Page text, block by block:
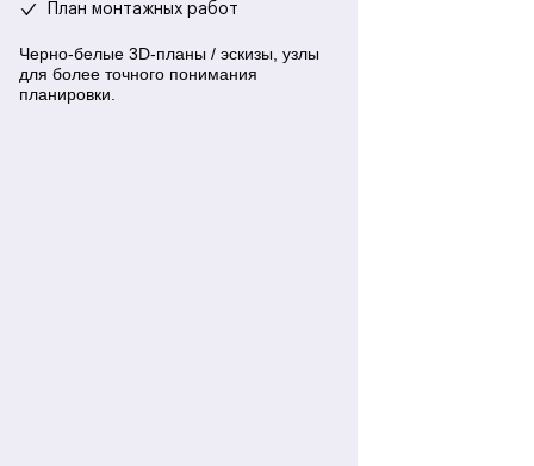
Черно-белые 3D-планы / эскизы, узлы
для более точного понимания
планировки.
План монтажных работ